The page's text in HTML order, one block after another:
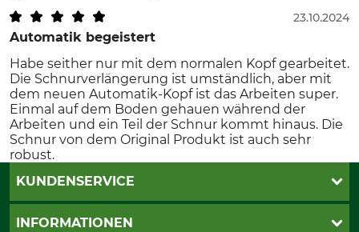
Automatik begeistert
23.10.2024
Habe seither nur mit dem normalen Kopf gearbeitet.
Die Schnurverlängerung ist umständlich, aber mit
dem neuen Automatik-Kopf ist das Arbeiten super.
Einmal auf dem Boden gehauen während der
Arbeiten und ein Teil der Schnur kommt hinaus. Die
Schnur von dem Original Produkt ist auch sehr
robust.
KUNDENSERVICE
Live-Shopping
INFORMATIONEN